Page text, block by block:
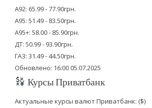
А92: 65.99 - 77.90грн.
А95: 51.49 - 83.50грн.
А95+: 58.00 - 85.90грн.
ДТ: 50.99 - 93.90грн.
ГАЗ: 31.49 - 44.50грн.
Обновлено: 16:00 05.07.2025
Курсы Приватбанк
Актуальные курсы валют Приватбанк: ($)